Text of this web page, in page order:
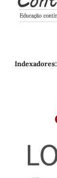
Indexadores: